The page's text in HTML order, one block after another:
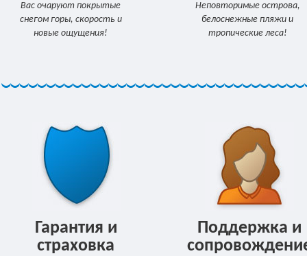
Вас очаруют покрытые
снегом горы, скорость и
новые ощущения!
Неповторимые острова,
белоснежные пляжи и
тропические леса!
Гарантия и
страховка
Поддержка и